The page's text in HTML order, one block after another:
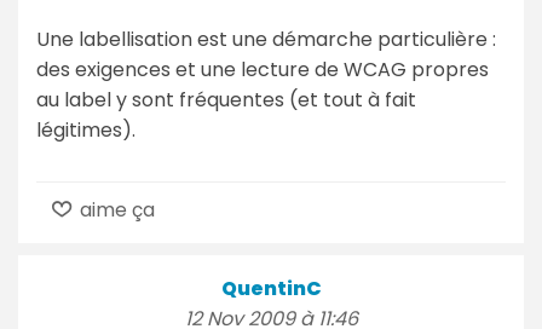
Une labellisation est une démarche particulière :
des exigences et une lecture de WCAG propres
au label y sont fréquentes (et tout à fait
légitimes).
aime ça
QuentinC
12 Nov 2009 à 11:46